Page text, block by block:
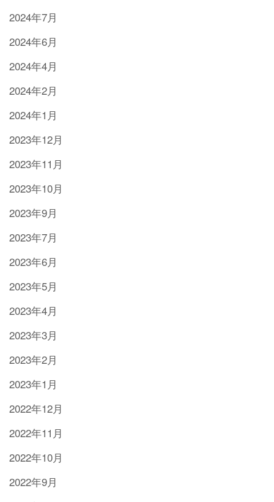
2024年7月
2024年6月
2024年4月
2024年2月
2024年1月
2023年12月
2023年11月
2023年10月
2023年9月
2023年7月
2023年6月
2023年5月
2023年4月
2023年3月
2023年2月
2023年1月
2022年12月
2022年11月
2022年10月
2022年9月